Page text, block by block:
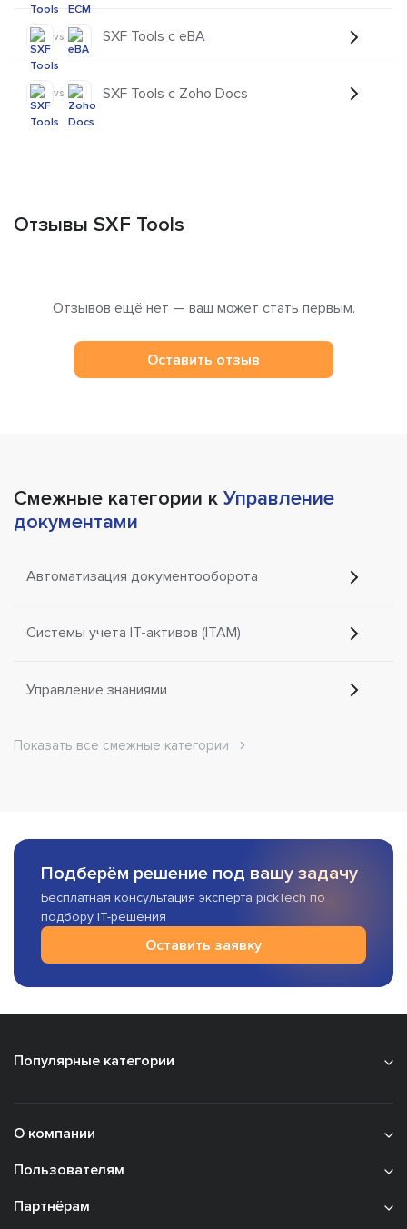
vs SXF Tools с eBA
vs SXF Tools с Zoho Docs
Отзывы SXF Tools
Отзывов ещё нет — ваш может стать первым.
Оставить отзыв
Смежные категории к Управление
документами
Автоматизация документооборота
Системы учета IT-активов (ITAM)
Управление знаниями
Показать все смежные категории
Подберём решение под вашу задачу
Бесплатная консультация эксперта pickTech по
подбору IT-решения
Оставить заявку
Популярные категории
О компании
Пользователям
Партнёрам